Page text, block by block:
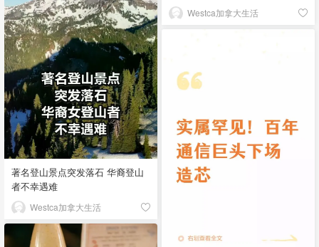
Westca加拿大生活
著名登山景点突发落石 华裔登山
者不幸遇难
Westca加拿大生活